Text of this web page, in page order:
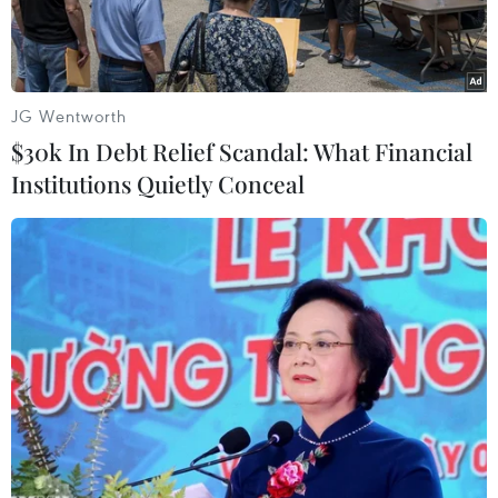
Nữ sinh tham gia kỳ thi tuyển sinh đại học ở Kabul, Afghanistan
ngày 13/10/2022. (Ảnh: AFP/TTXVN)
Ngày 20/12, chính quyền Taliban tại
Afghanistan đã ra chỉ thị cấm giáo dục đại học
đối với nữ giới trên cả nước.
JG Wentworth
$30k In Debt Relief Scandal: What Financial
Institutions Quietly Conceal